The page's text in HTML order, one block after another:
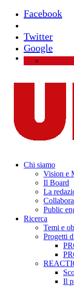
Facebook
Twitter
Google
Chi siamo
Vision e
Il Board
La
Public
Ricerca
Temi e
Progetti
Il